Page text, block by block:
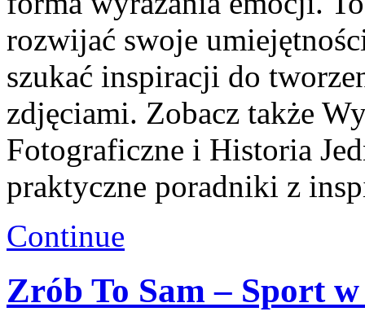
rozwijać swoje
szukać inspiracji do
zdjęciami. Zobacz także
Fotograficzne i Historia
praktyczne poradniki z
Continue
Zrób To Sam – Sport